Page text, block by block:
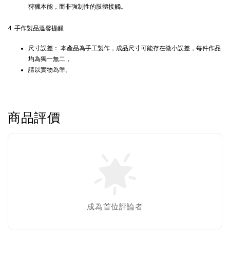
Greenies 健綠｜潔牙餅
狩獵本能，而非強制性的肢體接觸。
4. 手作製品溫馨提醒
尺寸誤差： 本產品為手工製作，成品尺寸可能存在微小誤差，每件作品
均為獨一無二，
請以實物為準。
商品評價
成為首位評論者